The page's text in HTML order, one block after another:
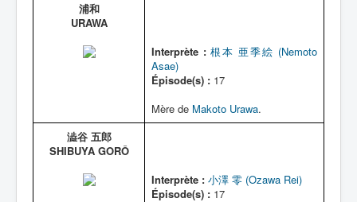
浦和
URAWA
Interprète : 根本 亜季絵 (Nemoto
Asae)
Épisode(s) : 17
Mère de Makoto Urawa.
澁谷 五郎
SHIBUYA GORÔ
Interprète : 小澤 零 (Ozawa Rei)
Épisode(s) : 17